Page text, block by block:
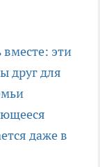
эти
друг для
даже в